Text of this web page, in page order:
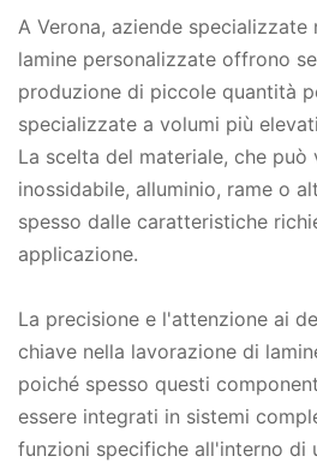
A Verona, aziende specializzate
lamine personalizzate offrono
produzione di piccole quantità
specializzate a volumi più
La scelta del materiale, che può
inossidabile, alluminio, rame o
spesso dalle caratteristiche
applicazione.
La precisione e l'attenzione ai
chiave nella lavorazione di
poiché spesso questi
essere integrati in sistemi
funzioni specifiche all'interno di